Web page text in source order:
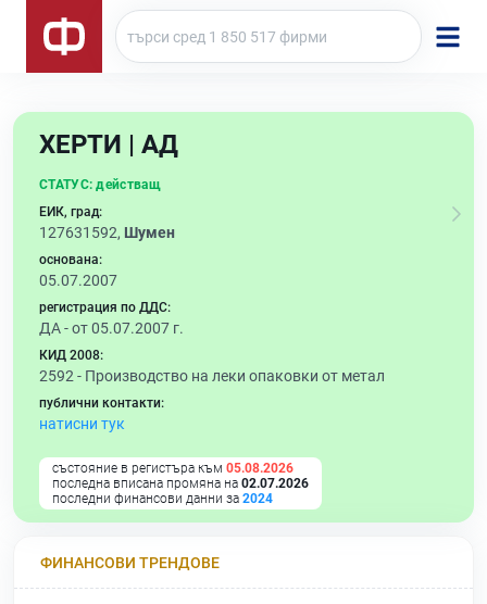
ХЕРТИ | АД
СТАТУС: действащ
ЕИК, град:
127631592, Шумен
основана:
05.07.2007
регистрация по ДДС:
ДА - от 05.07.2007 г.
КИД 2008:
2592 - Производство на леки опаковки от метал
публични контакти:
натисни тук
състояние в регистъра към 05.08.2026
последна вписана промяна на 02.07.2026
последни финансови данни за 2024
ФИНАНСОВИ ТРЕНДОВЕ